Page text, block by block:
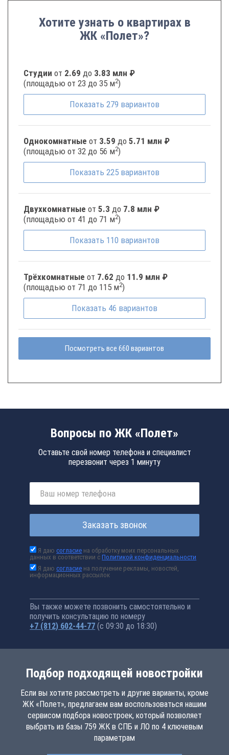
Хотите узнать о квартирах в
ЖК «Полет»?
Студии от 2.69 до 3.83 млн ₽
(площадью от 23 до 35 м2)
Показать 279 вариантов
Однокомнатные от 3.59 до 5.71 млн ₽
(площадью от 32 до 56 м2)
Показать 225 вариантов
Двухкомнатные от 5.3 до 7.8 млн ₽
(площадью от 41 до 71 м2)
Показать 110 вариантов
Трёхкомнатные от 7.62 до 11.9 млн ₽
(площадью от 71 до 115 м2)
Показать 46 вариантов
Посмотреть все 660 вариантов
Вопросы по ЖК «Полет»
Оставьте свой номер телефона и специалист
перезвонит через 1 минуту
Заказать звонок
Я даюсогласие на обработку моих персональных
данных в соответствии сПолитикой конфиденциальности
Я даюсогласие на получение рекламы, новостей,
информационных рассылок
Вы также можете позвонить самостоятельно и
получить консультацию по номеру
+7 (812) 602-44-77 (с 09:30 до 18:30)
Подбор подходящей новостройки
Если вы хотите рассмотреть и другие варианты, кроме
ЖК «Полет», предлагаем вам воспользоваться нашим
сервисом подбора новостроек, который позволяет
выбрать из базы 759 ЖК в СПБ и ЛО по 4 ключевым
параметрам